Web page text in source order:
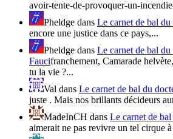
avoir-tente-de-provoquer-un-
Pheldge dans Le carnet de bal
encore une justice dans ce pays,...
Pheldge dans Le carnet de bal du
Faucifranchement, Camarade
tu la vie ?...
Val dans Le carnet de bal du
juste . Mais nos brillants décideurs
MadeInCH dans Le carnet de
aimerait ne pas revivre un tel cirque